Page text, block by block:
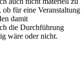
ob für eine Veranstaltung
damit
die Durchführung
wäre oder nicht.